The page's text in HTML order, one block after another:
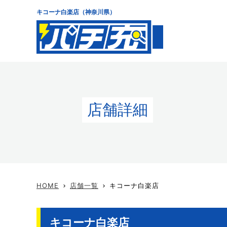
キコーナ白楽店（神奈川県）
店舗詳細
HOME keyboard_arrow_right 店舗一覧 keyboard_arrow_right キコーナ白楽店
キコーナ白楽店